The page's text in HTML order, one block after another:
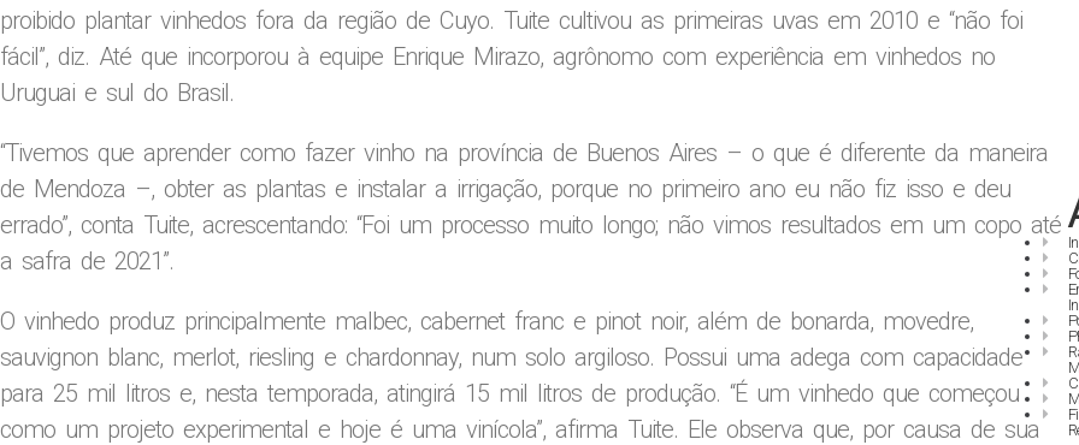
proibido plantar vinhedos fora da região de Cuyo. Tuite cultivou as primeiras uvas em 2010 e “não foi
fácil”, diz. Até que incorporou à equipe Enrique Mirazo, agrônomo com experiência em vinhedos no
Uruguai e sul do Brasil.
“Tivemos que aprender como fazer vinho na província de Buenos Aires – o que é diferente da maneira
de Mendoza –, obter as plantas e instalar a irrigação, porque no primeiro ano eu não fiz isso e deu
errado”, conta Tuite, acrescentando: “Foi um processo muito longo; não vimos resultados em um copo até
a safra de 2021”.
O vinhedo produz principalmente malbec, cabernet franc e pinot noir, além de bonarda, movedre,
sauvignon blanc, merlot, riesling e chardonnay, num solo argiloso. Possui uma adega com capacidade
para 25 mil litros e, nesta temporada, atingirá 15 mil litros de produção. “É um vinhedo que começou
como um projeto experimental e hoje é uma vinícola”, afirma Tuite. Ele observa que, por causa de sua